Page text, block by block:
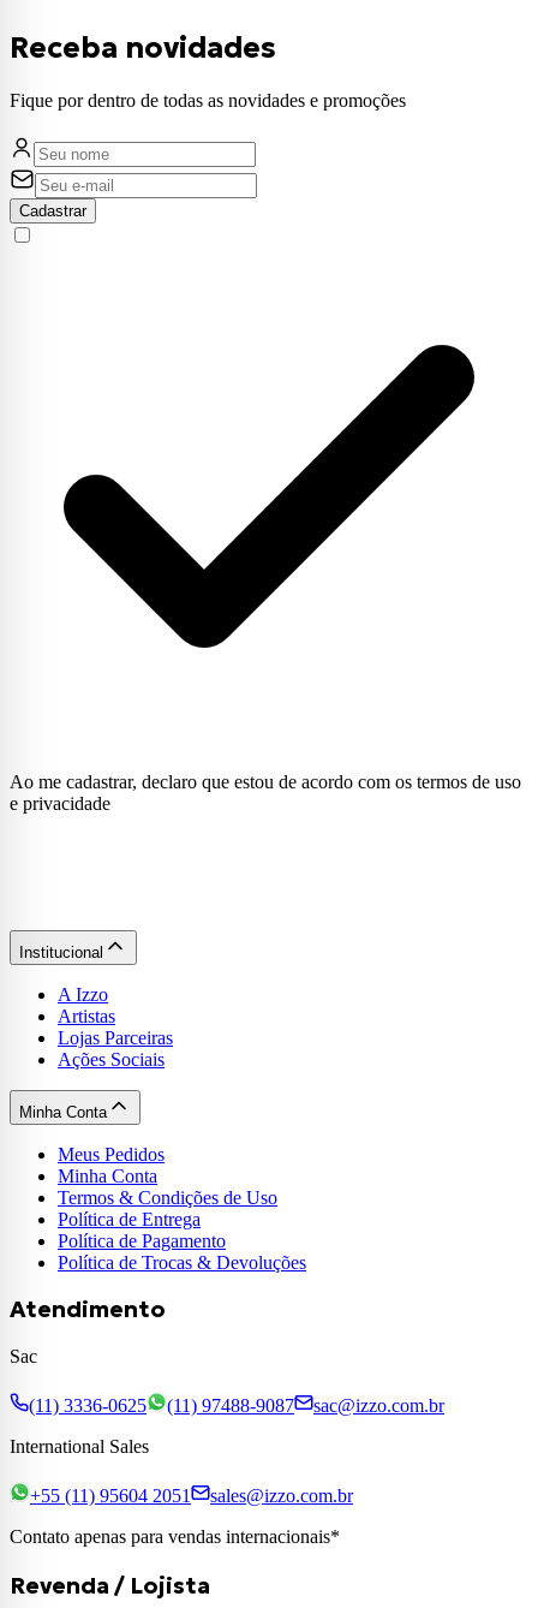
Receba novidades
Fique por dentro de todas as novidades e promoções
Cadastrar
Ao me cadastrar, declaro que estou de acordo com os termos de uso
e privacidade
Institucional
A Izzo
Artistas
Lojas Parceiras
Ações Sociais
Minha Conta
Meus Pedidos
Minha Conta
Termos & Condições de Uso
Política de Entrega
Política de Pagamento
Política de Trocas & Devoluções
Atendimento
Sac
(11) 3336-0625 (11) 97488-9087
sac@izzo.com.br
International Sales
+55 (11) 95604 2051
sales@izzo.com.br
Contato apenas para vendas internacionais*
Revenda / Lojista